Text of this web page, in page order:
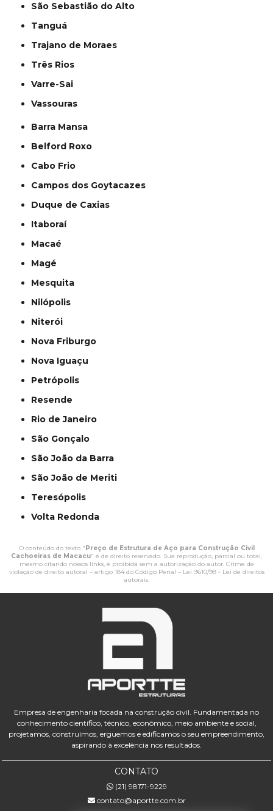
São Sebastião do Alto
Tanguá
Trajano de Moraes
Três Rios
Varre-Sai
Vassouras
Barra Mansa
Belford Roxo
Cabo Frio
Campos dos Goytacazes
Duque de Caxias
Itaboraí
Macaé
Magé
Mesquita
Nilópolis
Niterói
Nova Friburgo
Nova Iguaçu
Petrópolis
Resende
Rio de Janeiro
São Gonçalo
São João da Barra
São João de Meriti
Teresópolis
Volta Redonda
O conteúdo do texto " Preço de Estrutura de Aço para Construção Civil
Cachoeiras de Macacu" é de direito reservado. Sua reprodução, parcial ou total,
mesmo citando nossos links, é proibida sem a autorização do autor. Crime de
violação de direito autoral – artigo 184 do Código Penal – Lei 9610/98 - Lei de direitos
autorais.
Empresa de engenharia focada na construção civil. Fundamentada no
conhecimento científico, técnico, econômico, meio ambiente e social,
projetamos, construímos, erguemos e edificamos o seu empreendimento,
aspirando à excelência nos resultados.
CONTATO
(21) 98171-9229
contato@aportte.com.br